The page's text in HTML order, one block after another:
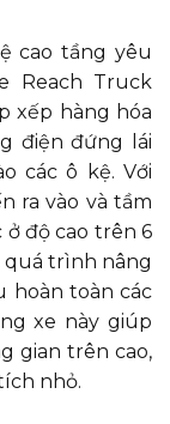
cao tầng yêu
Reach Truck
xếp hàng hóa
điện đứng lái
các ô kệ. Với
ra vào và tầm
độ cao trên 6
quá trình nâng
hoàn toàn các
xe này giúp
gian trên cao,
nhỏ.